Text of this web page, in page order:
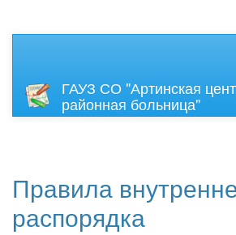
ГАУЗ СО "Артинская
районная больница"
Правила
распорядка